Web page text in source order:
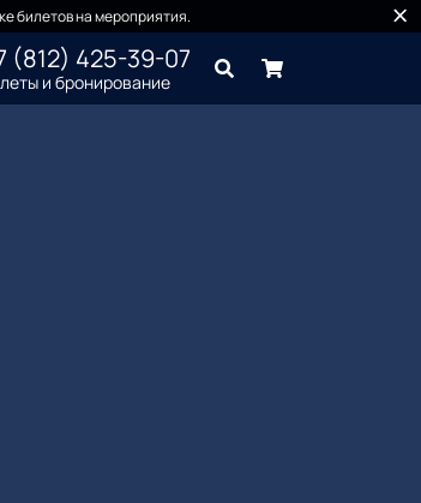
билетов на мероприятия.
(812) 425-39-07
и бронирование